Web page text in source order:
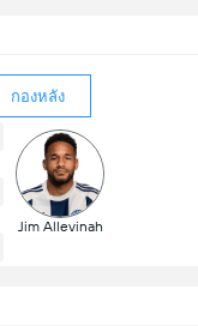
กองหลัง
Jim Allevinah